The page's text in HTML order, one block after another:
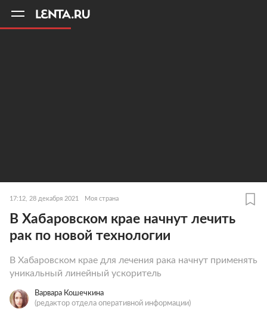
17:12, 28 декабря 2021 Моя страна
В Хабаровском крае начнут лечить
рак по новой технологии
В Хабаровском крае для лечения рака начнут применять
уникальный линейный ускоритель
Варвара Кошечкина
(редактор отдела оперативной информации)